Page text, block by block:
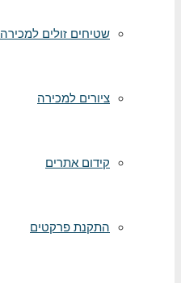
שטיחים זולים למכירה
ציורים למכירה
קידום אתרים
התקנת פרקטים